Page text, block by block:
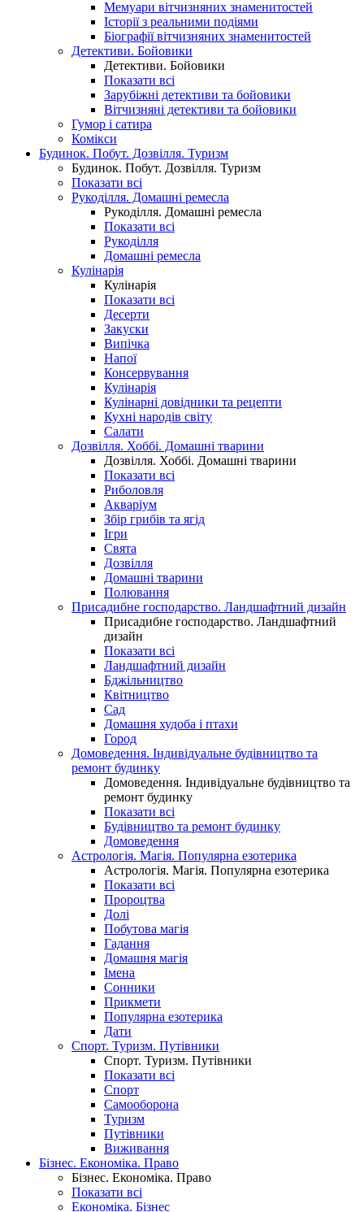
Мемуари вітчизняних знаменитостей
Історії з реальними подіями
Біографії вітчизняних знаменитостей
Детективи. Бойовики
Детективи. Бойовики
Показати всі
Зарубіжні детективи та бойовики
Вітчизняні детективи та бойовики
Гумор і сатира
Комікси
Будинок. Побут. Дозвілля. Туризм
Будинок. Побут. Дозвілля. Туризм
Показати всі
Рукоділля. Домашні ремесла
Рукоділля. Домашні ремесла
Показати всі
Рукоділля
Домашні ремесла
Кулінарія
Кулінарія
Показати всі
Десерти
Закуски
Випічка
Напої
Консервування
Кулінарія
Кулінарні довідники та рецепти
Кухні народів світу
Салати
Дозвілля. Хоббі. Домашні тварини
Дозвілля. Хоббі. Домашні тварини
Показати всі
Риболовля
Акваріум
Збір грибів та ягід
Ігри
Свята
Дозвілля
Домашні тварини
Полювання
Присадибне господарство. Ландшафтний дизайн
Присадибне господарство. Ландшафтний
дизайн
Показати всі
Ландшафтний дизайн
Бджільництво
Квітництво
Сад
Домашня худоба і птахи
Город
Домоведення. Індивідуальне будівництво та
ремонт будинку
Домоведення. Індивідуальне будівництво та
ремонт будинку
Показати всі
Будівництво та ремонт будинку
Домоведення
Астрологія. Магія. Популярна езотерика
Астрологія. Магія. Популярна езотерика
Показати всі
Пророцтва
Долі
Побутова магія
Гадання
Домашня магія
Імена
Сонники
Прикмети
Популярна езотерика
Дати
Спорт. Туризм. Путівники
Спорт. Туризм. Путівники
Показати всі
Спорт
Самооборона
Туризм
Путівники
Виживання
Бізнес. Економіка. Право
Бізнес. Економіка. Право
Показати всі
Економіка. Бізнес